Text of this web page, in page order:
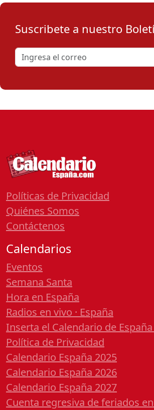
Suscribete a nuestro
Políticas de Privacidad
Quiénes Somos
Contáctenos
Calendarios
Eventos
Semana Santa
Hora en España
Radios en vivo · España
Inserta el Calendario de
Política de Privacidad
Calendario España 2025
Calendario España 2026
Calendario España 2027
Cuenta regresiva de feriados